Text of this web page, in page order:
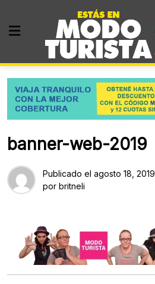
content
banner-web-2019
Publicado el agosto 18, 2019
por britneli